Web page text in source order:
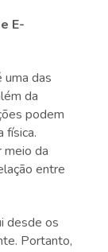
E-
uma das
da
podem
física.
meio da
entre
desde os
Portanto,